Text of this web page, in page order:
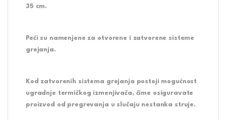
35 cm.
Peći su namenjene za otvorene i zatvorene sisteme
grejanja.
Kod zatvorenih sistema grejanja postoji mogućnost
ugradnje termičkog izmenjivača, čime osiguravate
proizvod od pregrevanja u slučaju nestanka struje.